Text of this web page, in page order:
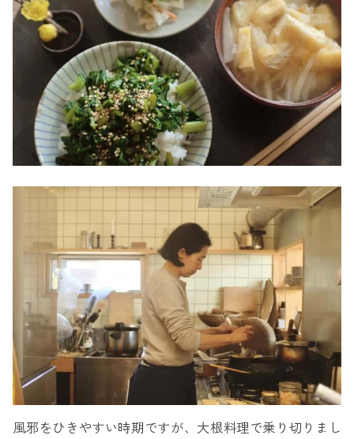
風邪をひきやすい時期ですが、大根料理で乗り切りまし